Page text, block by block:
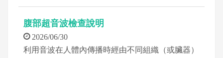
腹部超音波檢查說明
2026/06/30
利用音波在人體內傳播時經由不同組織（或臟器）